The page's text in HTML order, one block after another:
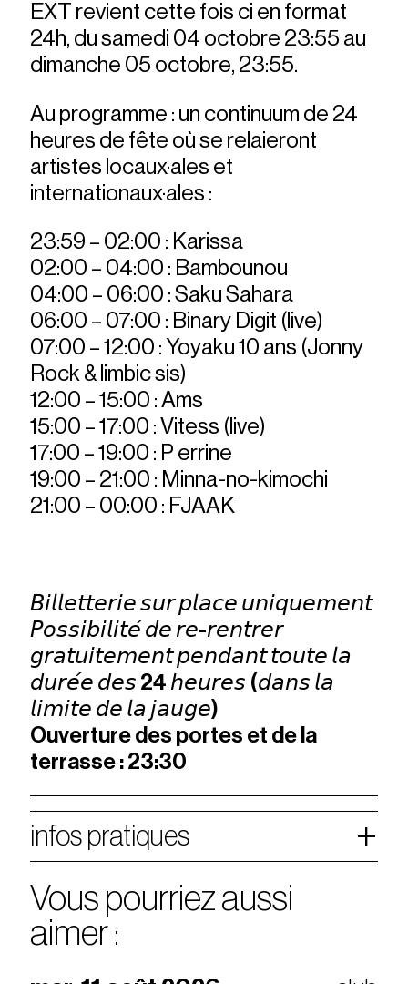
EXT revient cette fois ci en format
24h, du samedi 04 octobre 23:55 au
dimanche 05 octobre, 23:55.
Au programme : un continuum de 24
heures de fête où se relaieront
artistes locaux·ales et
internationaux·ales :
23:59 – 02:00 : Karissa
02:00 – 04:00 : Bambounou
04:00 – 06:00 : Saku Sahara
06:00 – 07:00 : Binary Digit (live)
07:00 – 12:00 : Yoyaku 10 ans (Jonny
Rock & limbic sis)
12:00 – 15:00 : Ams
15:00 – 17:00 : Vitess (live)
17:00 – 19:00 : P errine
19:00 – 21:00 : Minna-no-kimochi
21:00 – 00:00 : FJAAK
𝘉𝘪𝘭𝘭𝘦𝘵𝘵𝘦𝘳𝘪𝘦 𝘴𝘶𝘳 𝘱𝘭𝘢𝘤𝘦 𝘶𝘯𝘪𝘲𝘶𝘦𝘮𝘦𝘯𝘵
𝘗𝘰𝘴𝘴𝘪𝘣𝘪𝘭𝘪𝘵𝘦́ 𝘥𝘦 𝘳𝘦-𝘳𝘦𝘯𝘵𝘳𝘦𝘳
𝘨𝘳𝘢𝘵𝘶𝘪𝘵𝘦𝘮𝘦𝘯𝘵 𝘱𝘦𝘯𝘥𝘢𝘯𝘵 𝘵𝘰𝘶𝘵𝘦 𝘭𝘢
𝘥𝘶𝘳𝘦́𝘦 𝘥𝘦𝘴 24 𝘩𝘦𝘶𝘳𝘦𝘴 (𝘥𝘢𝘯𝘴 𝘭𝘢
𝘭𝘪𝘮𝘪𝘵𝘦 𝘥𝘦 𝘭𝘢 𝘫𝘢𝘶𝘨𝘦)
Ouverture des portes et de la
terrasse : 23:30
infos pratiques
Vous pourriez aussi
aimer :